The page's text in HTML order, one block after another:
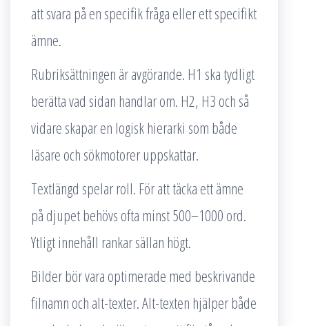
att svara på en specifik fråga eller ett specifikt
ämne.
Rubriksättningen är avgörande. H1 ska tydligt
berätta vad sidan handlar om. H2, H3 och så
vidare skapar en logisk hierarki som både
läsare och sökmotorer uppskattar.
Textlängd spelar roll. För att täcka ett ämne
på djupet behövs ofta minst 500–1000 ord.
Ytligt innehåll rankar sällan högt.
Bilder bör vara optimerade med beskrivande
filnamn och alt-texter. Alt-texten hjälper både